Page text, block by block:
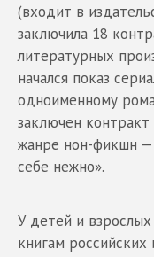
(входит в
заключила 18
литературных
начался показ
одноименному
заключен
жанре нон-фикшн —
себе нежно».
У детей и
книгам